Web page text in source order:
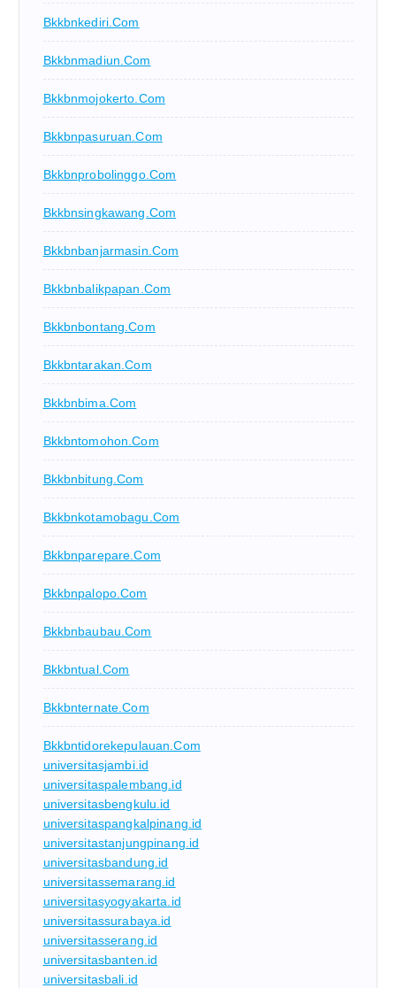
Bkkbnkediri.com
Bkkbnmadiun.com
Bkkbnmojokerto.com
Bkkbnpasuruan.com
Bkkbnprobolinggo.com
Bkkbnsingkawang.com
Bkkbnbanjarmasin.com
Bkkbnbalikpapan.com
Bkkbnbontang.com
Bkkbntarakan.com
Bkkbnbima.com
Bkkbntomohon.com
Bkkbnbitung.com
Bkkbnkotamobagu.com
Bkkbnparepare.com
Bkkbnpalopo.com
Bkkbnbaubau.com
Bkkbntual.com
Bkkbnternate.com
Bkkbntidorekepulauan.com
universitasjambi.id
universitaspalembang.id
universitasbengkulu.id
universitaspangkalpinang.id
universitastanjungpinang.id
universitasbandung.id
universitassemarang.id
universitasyogyakarta.id
universitassurabaya.id
universitasserang.id
universitasbanten.id
universitasbali.id